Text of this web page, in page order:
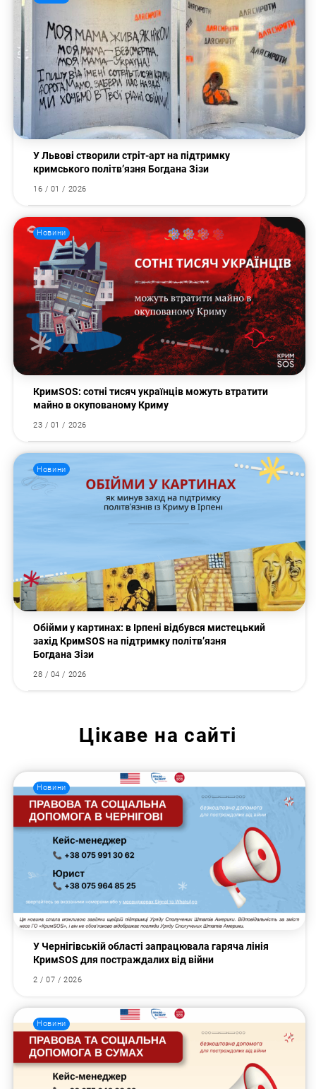
Пошук за запитом:
У Львові створили стріт-арт на підтримку
кримського політв’язня Богдана Зізи
16 / 01 / 2026
Новини
КримSOS: сотні тисяч українців можуть втратити
майно в окупованому Криму
23 / 01 / 2026
Новини
Обійми у картинах: в Ірпені відбувся мистецький
захід КримSOS на підтримку політв’язня
Богдана Зізи
28 / 04 / 2026
Цікаве на сайті
Новини
У Чернігівській області запрацювала гаряча лінія
КримSOS для постраждалих від війни
2 / 07 / 2026
Новини